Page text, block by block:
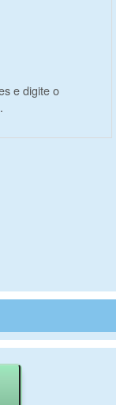
e digite o